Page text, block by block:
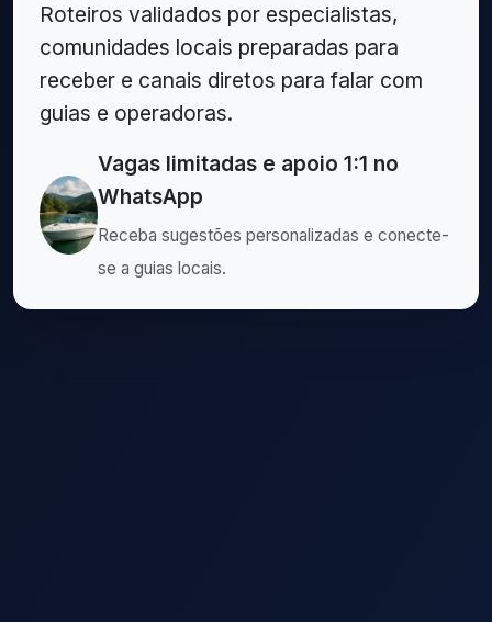
Roteiros validados por especialistas,
comunidades locais preparadas para
receber e canais diretos para falar com
guias e operadoras.
Vagas limitadas e apoio 1:1 no
WhatsApp
Receba sugestões personalizadas e conecte-
se a guias locais.